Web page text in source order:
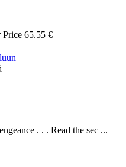
Price 65.55 €
. . . Read the sec ...